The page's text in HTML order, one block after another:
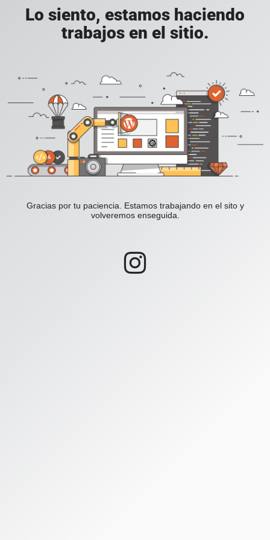
Lo siento, estamos haciendo
trabajos en el sitio.
Gracias por tu paciencia. Estamos trabajando en el sito y
volveremos enseguida.